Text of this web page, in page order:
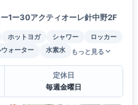
1ー30アクティオーレ針中野2F
ホットヨガ シャワー
ロッカー
ウォーター 水素水 もっと見る
定休日
毎週金曜日